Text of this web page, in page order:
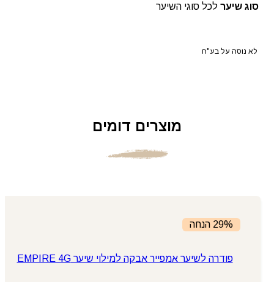
סוג שיער לכל סוגי השיער
לא נוסה על בע"ח
מוצרים דומים
29% הנחה
פודרה לשיער אמפייר אבקה למילוי שיער EMPIRE 4G